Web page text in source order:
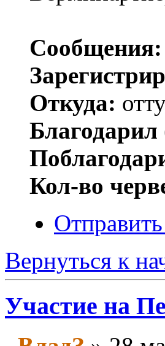
Сообщения:
Откуда:
Благодарил
Кол-во
Вернуться к
Участие на